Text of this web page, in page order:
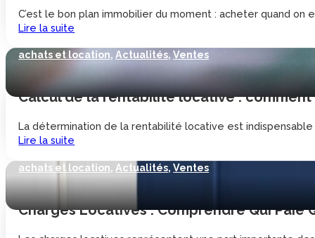
C’est le bon plan immobilier du moment : acheter quand on
Lire la suite
achats et location,Actualités,Ventes
Calcul de la rentabilité locative : comment
La détermination de la rentabilité locative est
Lire la suite
achats et location, Actualités,Ventes
Charges Locatives : Comprendre Qui